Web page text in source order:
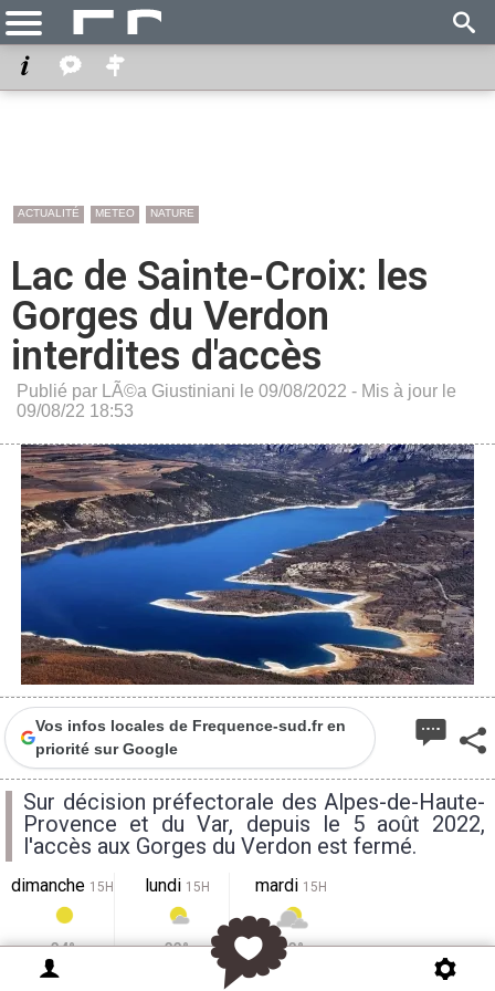
ACTUALITÉ METEO NATURE
Lac de Sainte-Croix: les
Gorges du Verdon
interdites d'accès
Publié par LÃ©a Giustiniani le 09/08/2022 - Mis à jour le
09/08/22 18:53
Vos infos locales de Frequence-sud.fr en
priorité sur Google
Sur décision préfectorale des Alpes-de-Haute-
Provence et du Var, depuis le 5 août 2022,
l'accès aux Gorges du Verdon est fermé.
dimanche 15H
34°
lundi 15H
33°
mardi 15H
33°